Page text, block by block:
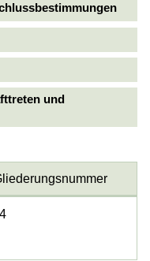
und